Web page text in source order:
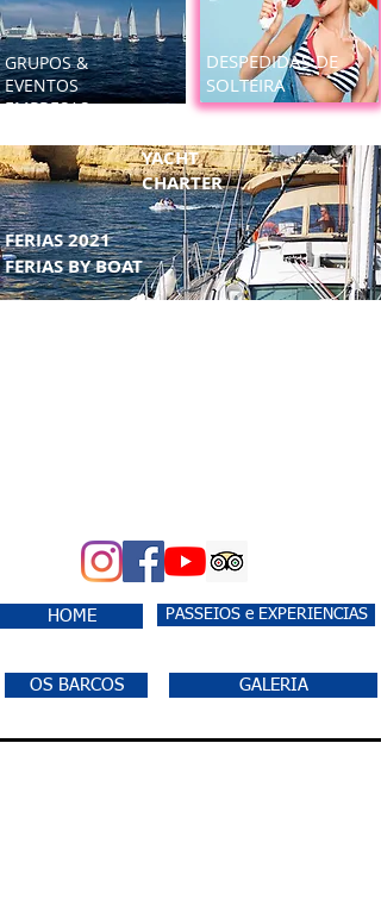
GRUPOS &
EVENTOS
EMPRESAS
DESPEDIDAS DE
SOLTEIRA
FERIAS BY BOAT
YACHT
CHARTER
FERIAS 2021
HOME PASSEIOS e EXPERIENCIAS
OS BARCOS GALERIA